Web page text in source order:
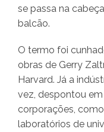
se passa na
balcão.
O termo foi
obras de Gerry
Harvard. Já a
vez, despontou
corporações,
laboratórios de